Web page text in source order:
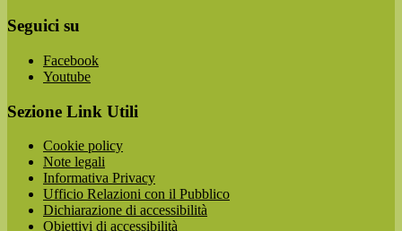
Seguici su
Facebook
Youtube
Sezione Link Utili
Cookie policy
Note legali
Informativa Privacy
Ufficio Relazioni con il Pubblico
Dichiarazione di accessibilità
Obiettivi di accessibilità